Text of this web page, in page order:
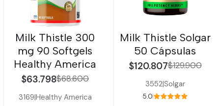
Milk Thistle 300
mg 90 Softgels
Healthy America
$63.798$68.600
3169|Healthy America
Milk Thistle Solgar
50 Cápsulas
$120.807$129.900
3552|Solgar
5.0